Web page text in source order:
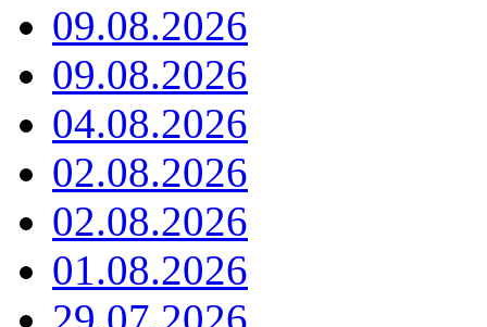
09.08.2026
09.08.2026
04.08.2026
02.08.2026
02.08.2026
01.08.2026